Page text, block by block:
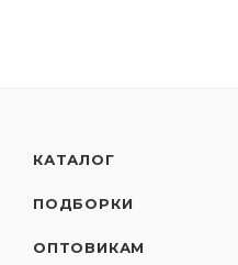
КАТАЛОГ
ПОДБОРКИ
ОПТОВИКАМ